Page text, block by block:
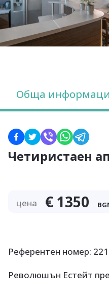
Обща
Четиристаен
цена € 1350
Референтен номер:
Революшън Естейт